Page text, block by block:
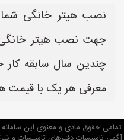
نصب هیتر خانگی
جهت نصب هیتر خانگی
چندین سال سابقه
معرفی هر یک با قیمت
تمامی حقوق مادی و معنوی این سامانه